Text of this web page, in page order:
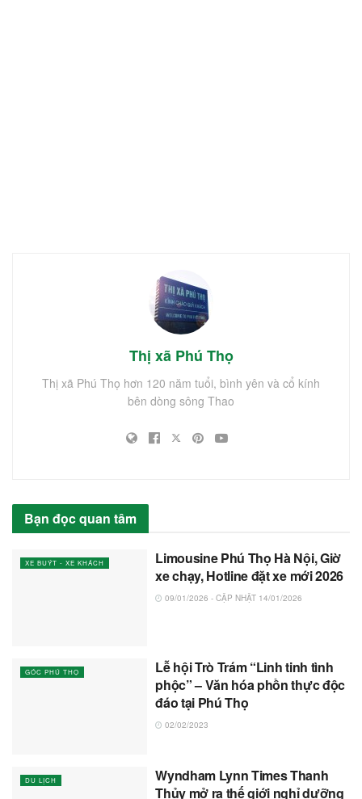
Thị xã Phú Thọ
Thị xã Phú Thọ hơn 120 năm tuổi, bình yên và cổ kính
bên dòng sông Thao
Bạn đọc quan tâm
XE BUÝT - XE KHÁCH
Limousine Phú Thọ Hà Nội, Giờ
xe chạy, Hotline đặt xe mới 2026
09/01/2026 - CẬP NHẬT 14/01/2026
GÓC PHÚ THỌ
Lễ hội Trò Trám “Linh tinh tình
phộc” – Văn hóa phồn thực độc
đáo tại Phú Thọ
02/02/2023
DU LỊCH
Wyndham Lynn Times Thanh
Thủy mở ra thế giới nghỉ dưỡng